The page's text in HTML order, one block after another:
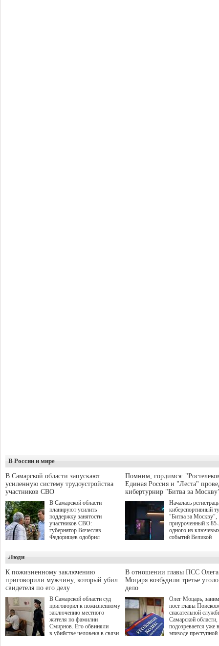
В России и мире
В Самарской области запускают
усиленную систему трудоустройства
участников СВО
В Самарской области
планируют усилить
поддержку занятости
участников СВО:
губернатор Вячеслав
Федорищев одобрил
Живайкина, направленные
на трудоустройство и более
спокойную адаптацию к
мирной жизни.
Помним, гордимся:
Единая Россия и "Леста"
кибертурнир "Битва за
Началась
киберспортивный
"Битва за Москву",
приуроченный к
одного из
событий Великой
игре "Мир танков"
выступили
партия "Единая
игровая студия
Люди
К пожизненному заключению
приговорили мужчину, который убил
свидетеля по его делу
В Самарской области суд
приговорил к пожизненному
заключению местного
жителя по фамилии
Смирнов. Его обвиняли
в убийстве человека в связи
В отношении главы ПСС Олега
Моцаря возбудили третье
дело
Олег Моцарь,
пост главы
спасательной
Самарской области,
подозревается уже
эпизоде преступной